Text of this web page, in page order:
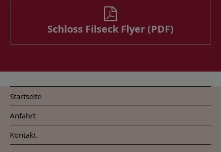
Schloss Filseck Flyer (PDF)
Startseite
Anfahrt
Kontakt